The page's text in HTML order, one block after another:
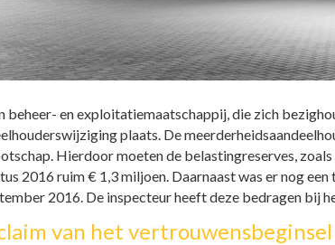
beheer- en exploitatiemaatschappij, die zich
plaats. De
Hierdoor moeten de belastingreserves,
2016 ruim € 1,3 miljoen. Daarnaast was er nog
2016. De inspecteur heeft deze bedragen bij
van het vertrouwensbeginsel